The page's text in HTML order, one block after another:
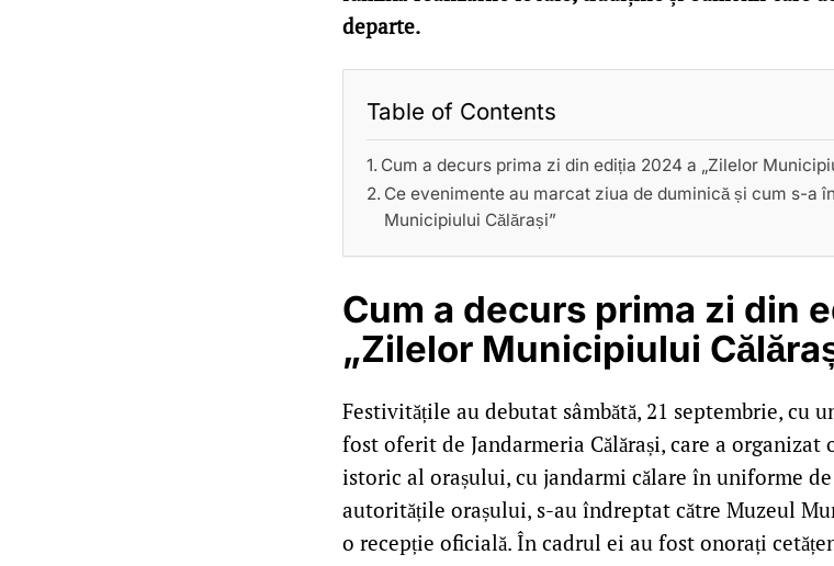
departe.
Table of Contents
Cum a decurs prima zi din ediția 2024 a „Zilelor
Ce evenimente au marcat ziua de duminică și cum s-a
Municipiului Călărași”
Cum a decurs prima zi din
„Zilelor Municipiului
Festivitățile au debutat sâmbătă, 21 septembrie, cu
fost oferit de Jandarmeria Călărași, care a
istoric al orașului, cu jandarmi călare în uniforme de
autoritățile orașului, s-au îndreptat către Muzeul
o recepție oficială. În cadrul ei au fost onorați